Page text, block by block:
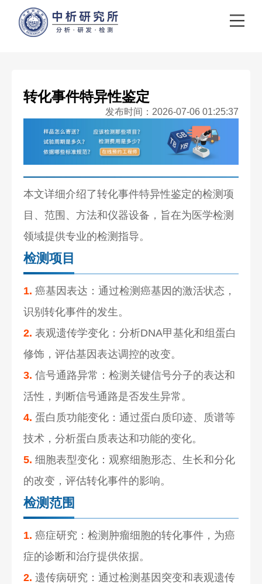
转化事件特异性鉴定
发布时间：2026-07-06 01:25:37
本文详细介绍了转化事件特异性鉴定的检测项
目、范围、方法和仪器设备，旨在为医学检测
领域提供专业的检测指导。
检测项目
1. 癌基因表达：通过检测癌基因的激活状态，
识别转化事件的发生。
2. 表观遗传学变化：分析DNA甲基化和组蛋白
修饰，评估基因表达调控的改变。
3. 信号通路异常：检测关键信号分子的表达和
活性，判断信号通路是否发生异常。
4. 蛋白质功能变化：通过蛋白质印迹、质谱等
技术，分析蛋白质表达和功能的变化。
5. 细胞表型变化：观察细胞形态、生长和分化
的改变，评估转化事件的影响。
检测范围
1. 癌症研究：检测肿瘤细胞的转化事件，为癌
症的诊断和治疗提供依据。
2. 遗传病研究：通过检测基因突变和表观遗传